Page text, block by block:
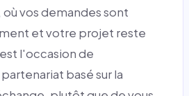
vos demandes sont
et votre projet reste
l'occasion de
basé sur la